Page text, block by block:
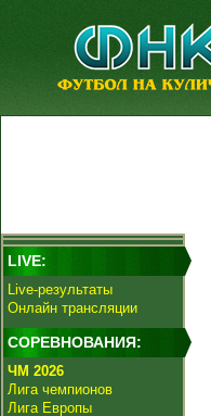
LIVE:
Live-результаты
Онлайн трансляции
СОРЕВНОВАНИЯ:
ЧМ 2026
Лига чемпионов
Лига Европы